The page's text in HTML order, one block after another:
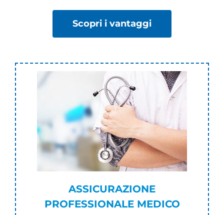
Scopri i vantaggi
ASSICURAZIONE
PROFESSIONALE MEDICO